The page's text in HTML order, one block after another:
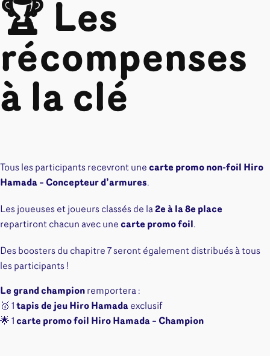
🏆 Les
récompenses
à la clé
Tous les participants recevront une carte promo non-foil Hiro
Hamada – Concepteur d’armures.
Les joueuses et joueurs classés de la2e à la 8e place
repartiront chacun avec une carte promo foil.
Des boosters du chapitre 7 seront également distribués à tous
les participants !
Le grand champion remportera :
🥇 1 tapis de jeu Hiro Hamada exclusif
🌟 1 carte promo foil Hiro Hamada – Champion